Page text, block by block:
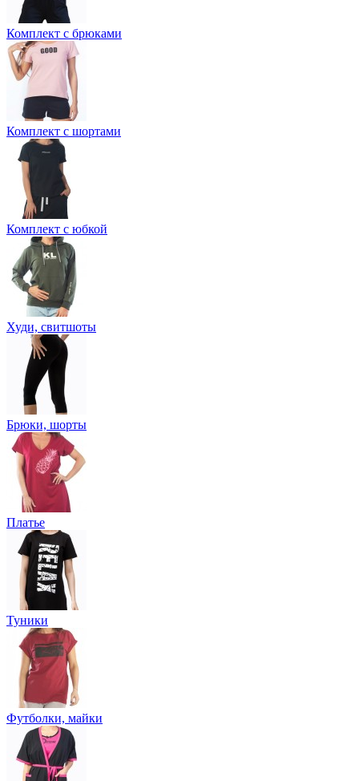
Комплект с брюками
Комплект с шортами
Комплект с юбкой
Худи, свитшоты
Брюки, шорты
Платье
Туники
Футболки, майки